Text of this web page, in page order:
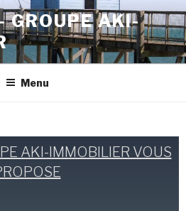
GROUPE AKI-
Menu
AKI-IMMOBILIER VOUS